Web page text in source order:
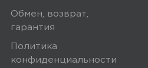
Обмен, возврат,
гарантия
Политика
конфиденциальности